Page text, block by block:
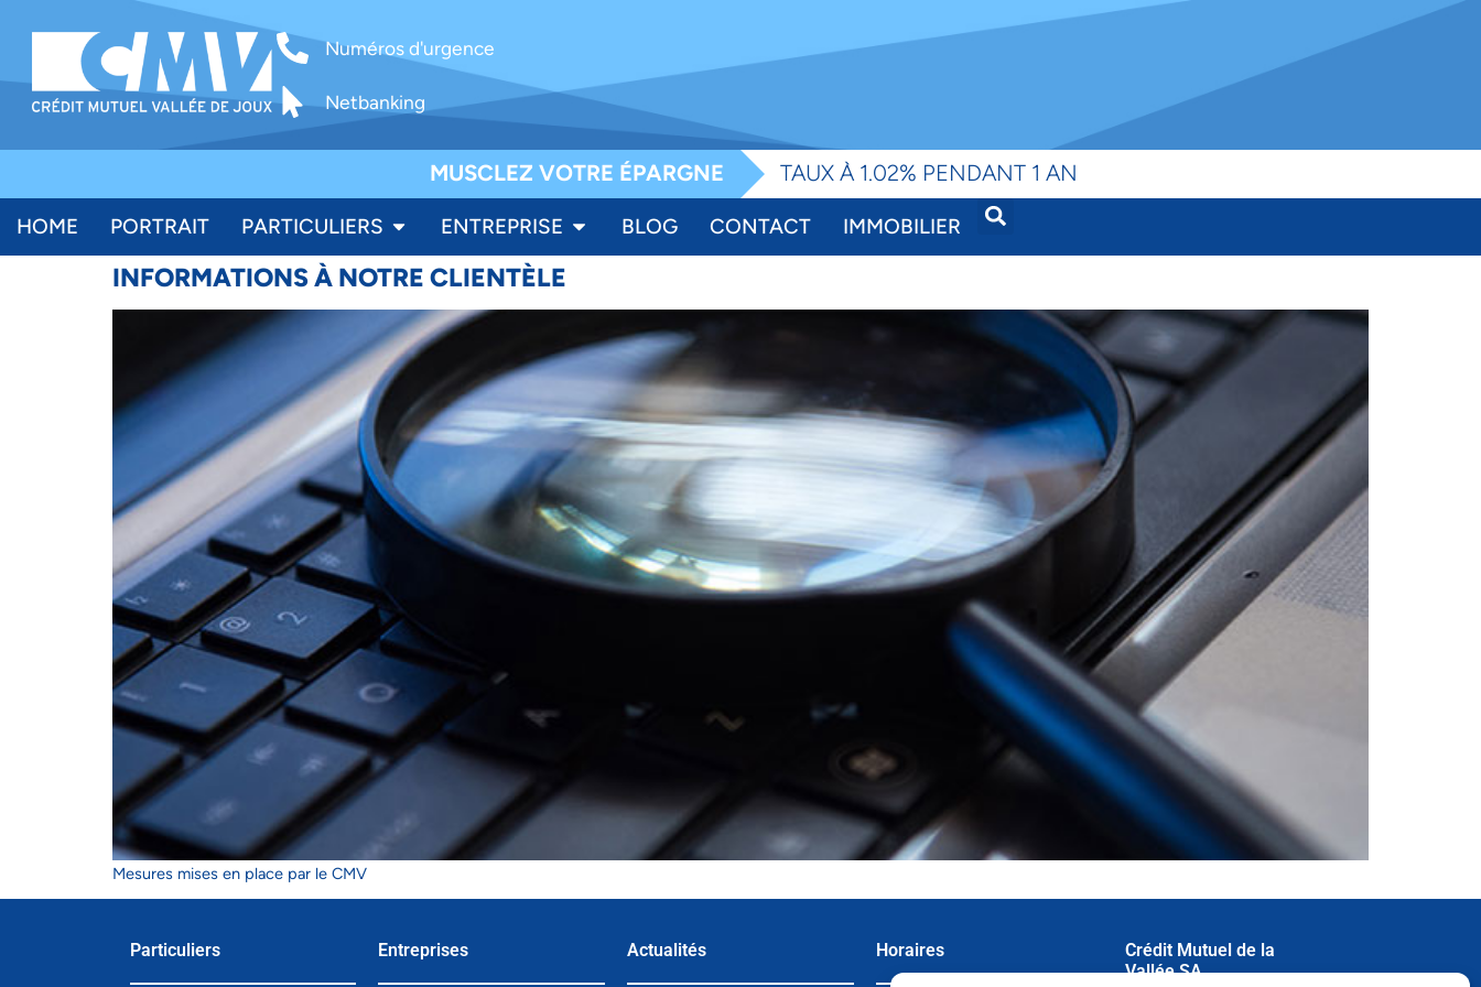
Numéros d'urgence
Netbanking
MUSCLEZ VOTRE ÉPARGNE TAUX À 1.02% PENDANT 1 AN
HOME PORTRAIT PARTICULIERS ENTREPRISE BLOG CONTACT IMMOBILIER
INFORMATIONS À NOTRE CLIENTÈLE
Mesures mises en place par le CMV
Particuliers Entreprises Actualités Horaires
Crédit Mutuel de la
Vallée SA